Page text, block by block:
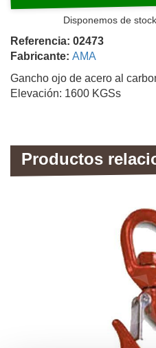
Disponemos de
Referencia: 02473
Fabricante: AMA
Gancho ojo de acero al
Elevación: 1600 KGSs
Productos